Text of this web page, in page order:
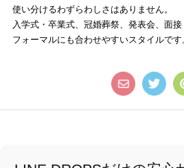
使い分けるわずらわしさはありません。
入学式・卒業式、冠婚葬祭、発表会、面
フォーマルにも合わせやすいスタイルです